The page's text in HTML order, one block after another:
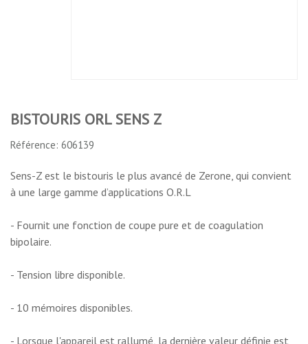
BISTOURIS ORL SENS Z
Référence: 606139
Sens-Z est le bistouris le plus avancé de Zerone, qui convient
à une large gamme d’applications O.R.L
- Fournit une fonction de coupe pure et de coagulation
bipolaire.
- Tension libre disponible.
- 10 mémoires disponibles.
- Lorsque l'appareil est rallumé, la dernière valeur définie est